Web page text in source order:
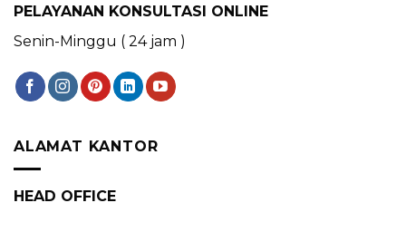
PELAYANAN KONSULTASI ONLINE
Senin-Minggu ( 24 jam )
ALAMAT KANTOR
HEAD OFFICE